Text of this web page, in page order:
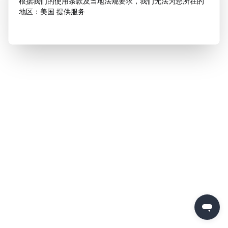
地区：美国 提供服务